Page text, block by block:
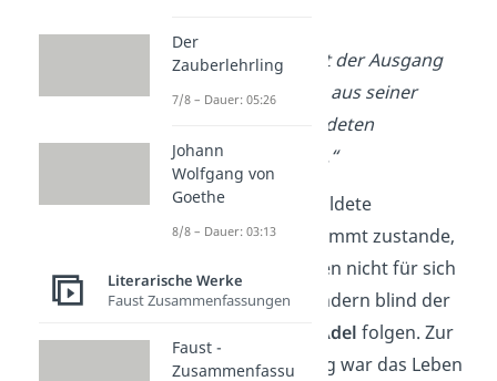
„Aufklärung ist der Ausgang
des Menschen aus seiner
selbstverschuldeten
Unmündigkeit.“
Die „selbstverschuldete
Unmündigkeit“ kommt zustande,
wenn die Menschen nicht für sich
selbst denken, sondern blind der
Adel folgen. Zur
Zeit der Aufklärung war das Leben
Der
Zauberlehrling
7/8 – Dauer: 05:26
Johann
Wolfgang von
Goethe
8/8 – Dauer: 03:13
Literarische Werke
Faust Zusammenfassungen
Faust -
Zusammenfassu